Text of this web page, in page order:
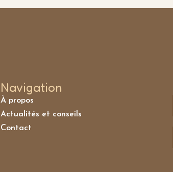
Navigation
À propos
Actualités et conseils
Contact